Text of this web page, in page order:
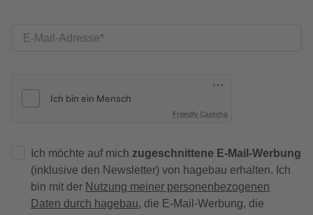
E-Mail-Adresse
Friendly Captcha
Ich möchte auf mich zugeschnittene E-Mail-Werbung
(inklusive den Newsletter) von hagebau erhalten. Ich
bin mit der Nutzung meiner personenbezogenen
Daten durch hagebau, die E-Mail-Werbung, die